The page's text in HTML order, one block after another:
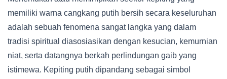
memiliki warna cangkang putih bersih secara keseluruhan
adalah sebuah fenomena sangat langka yang dalam
tradisi spiritual diasosiasikan dengan kesucian, kemurnian
niat, serta datangnya berkah perlindungan gaib yang
istimewa. Kepiting putih dipandang sebagai simbol